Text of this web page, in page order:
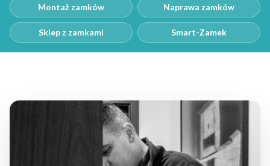
Montaż zamków Naprawa zamków
Sklep z zamkami Smart-Zamek